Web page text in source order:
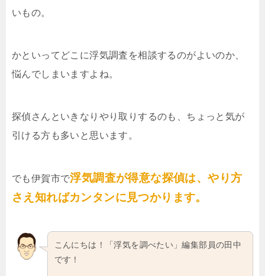
いもの。
かといってどこに浮気調査を相談するのがよいのか、
悩んでしまいますよね。
探偵さんといきなりやり取りするのも、ちょっと気が
引ける方も多いと思います。
でも伊賀市で浮気調査が得意な探偵は、やり方
さえ知ればカンタンに見つかります。
こんにちは！「浮気を調べたい」編集部員の田中
です！